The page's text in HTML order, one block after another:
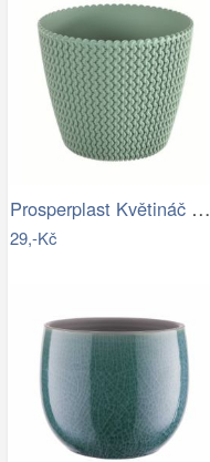
Prosperplast Květináč Splofy šalvěj,…
29,-Kč